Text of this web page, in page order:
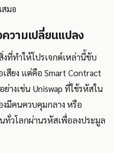
สมอ
ามเปลี่ยนแปลง
งที่ทำให้โปรเจกต์เหล่านี้ขับ
สียง แต่คือ Smart Contract
างเช่น Uniswap ที่ใช้รหัสใน
มีคนควบคุมกลาง หรือ
ทั่วโลกผ่านรหัสเพื่อลงประมูล